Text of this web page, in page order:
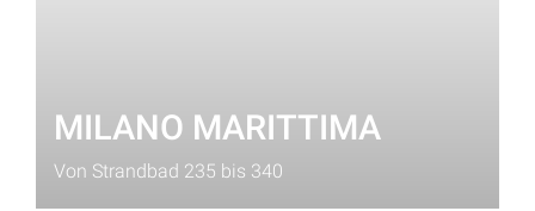
MILANO MARITTIMA
Von Strandbad 235 bis 340